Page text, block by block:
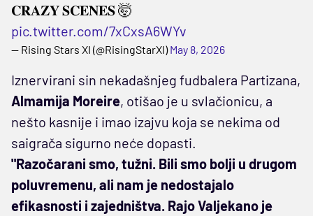
𝐂𝐑𝐀𝐙𝐘 𝐒𝐂𝐄𝐍𝐄𝐒 🤯
pic.twitter.com/7xCxsA6WYv
— Rising Stars XI (@RisingStarXI)May 8, 2026
Iznervirani sin nekadašnjeg fudbalera Partizana,
Almamija Moreire, otišao je u svlačionicu, a
nešto kasnije i imao izajvu koja se nekima od
saigrača sigurno neće dopasti.
"Razočarani smo, tužni. Bili smo bolji u drugom
poluvremenu, ali nam je nedostajalo
efikasnosti i zajedništva. Rajo Valjekano je